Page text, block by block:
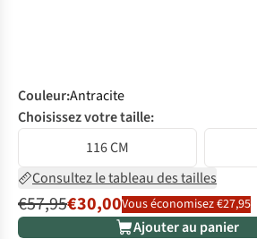
Couleur:Antracite
Choisissez votre taille:
116 CM
Consultez le tableau des tailles
€57,95€30,00Vous économisez €27,95
Ajouter au panier